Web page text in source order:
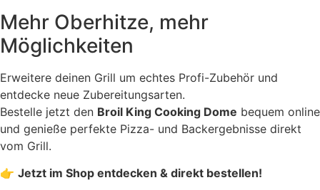
Mehr Oberhitze, mehr
Möglichkeiten
Erweitere deinen Grill um echtes Profi-Zubehör und
entdecke neue Zubereitungsarten.
Bestelle jetzt den Broil King Cooking Dome bequem online
und genieße perfekte Pizza- und Backergebnisse direkt
vom Grill.
👉 Jetzt im Shop entdecken & direkt bestellen!